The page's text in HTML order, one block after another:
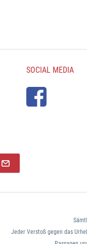
SOCIAL MEDIA
Jeder Verstoß gegen das